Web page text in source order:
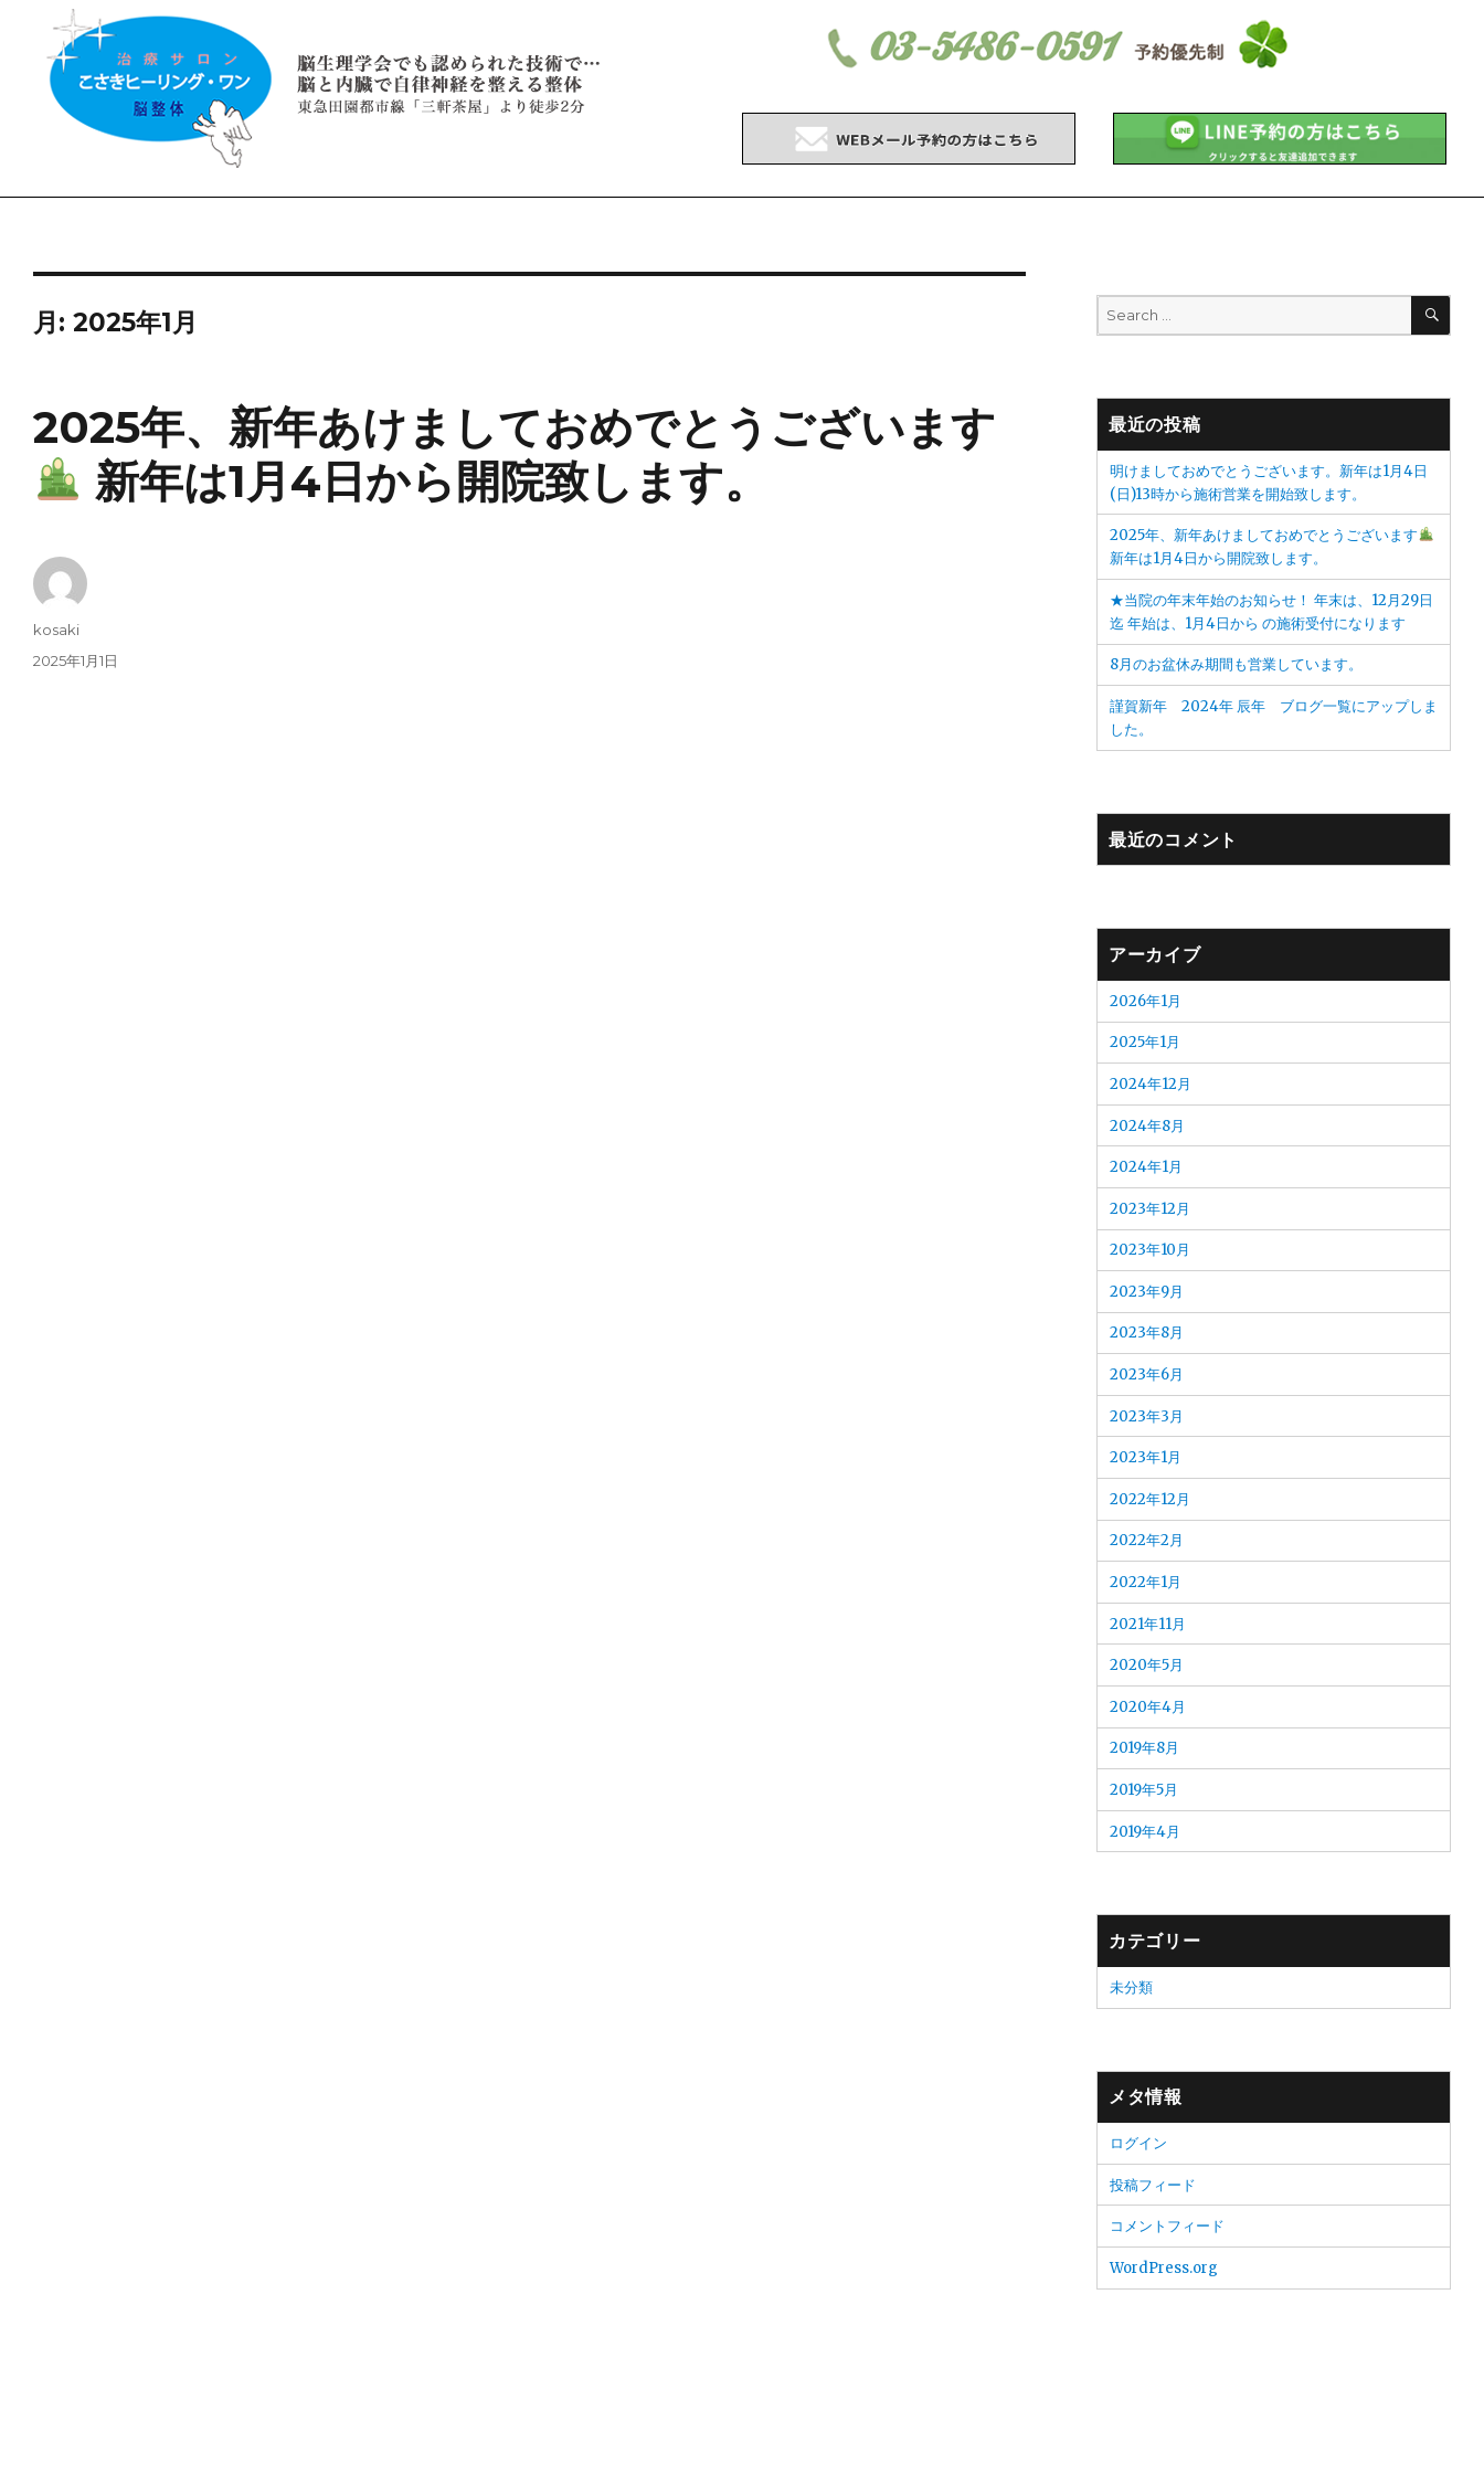
月: 2025年1月
2025年、新年あけましておめでとうございます
新年は1月4日から開院致します。
Author
kosaki
Posted
2025年1月1日
Search
for:
最近の投稿
明けましておめでとうございます。新年は1月4日
(日)13時から施術営業を開始致します。
2025年、新年あけましておめでとうございます
新年は1月4日から開院致します。
★当院の年末年始のお知らせ！ 年末は、12月29日
迄 年始は、1月4日から の施術受付になります
8月のお盆休み期間も営業しています。
謹賀新年 2024年 辰年 ブログ一覧にアップしま
した。
最近のコメント
アーカイブ
2026年1月
2025年1月
2024年12月
2024年8月
2024年1月
2023年12月
2023年10月
2023年9月
2023年8月
2023年6月
2023年3月
2023年1月
2022年12月
2022年2月
2022年1月
2021年11月
2020年5月
2020年4月
2019年8月
2019年5月
2019年4月
カテゴリー
未分類
メタ情報
ログイン
投稿フィード
コメントフィード
WordPress.org